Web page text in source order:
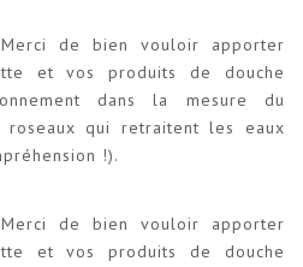
de bien vouloir apporter
et vos produits de douche
dans la mesure du
qui retraitent les eaux
!).
de bien vouloir apporter
et vos produits de douche